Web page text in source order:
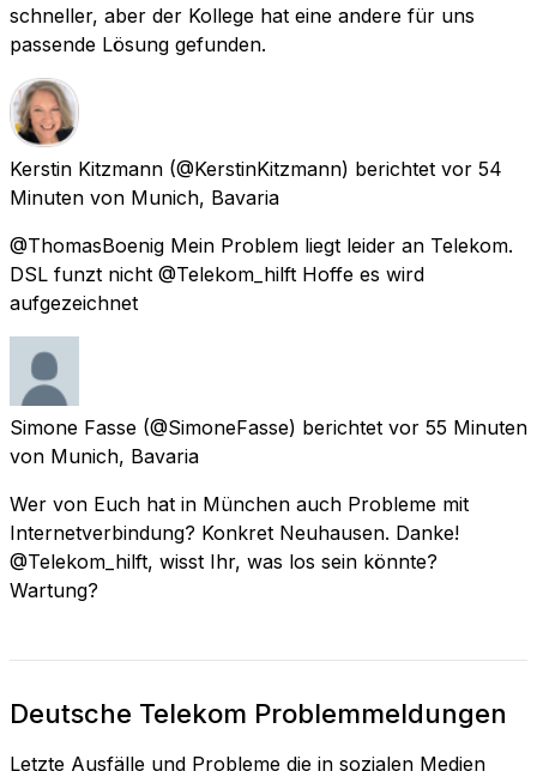
schneller, aber der Kollege hat eine andere für uns
passende Lösung gefunden.
Kerstin Kitzmann (@KerstinKitzmann) berichtet vor 54
Minuten von Munich, Bavaria
@ThomasBoenig Mein Problem liegt leider an Telekom.
DSL funzt nicht @Telekom_hilft Hoffe es wird
aufgezeichnet
Simone Fasse (@SimoneFasse) berichtet vor 55 Minuten
von Munich, Bavaria
Wer von Euch hat in München auch Probleme mit
Internetverbindung? Konkret Neuhausen. Danke!
@Telekom_hilft, wisst Ihr, was los sein könnte?
Wartung?
Deutsche Telekom Problemmeldungen
Letzte Ausfälle und Probleme die in sozialen Medien